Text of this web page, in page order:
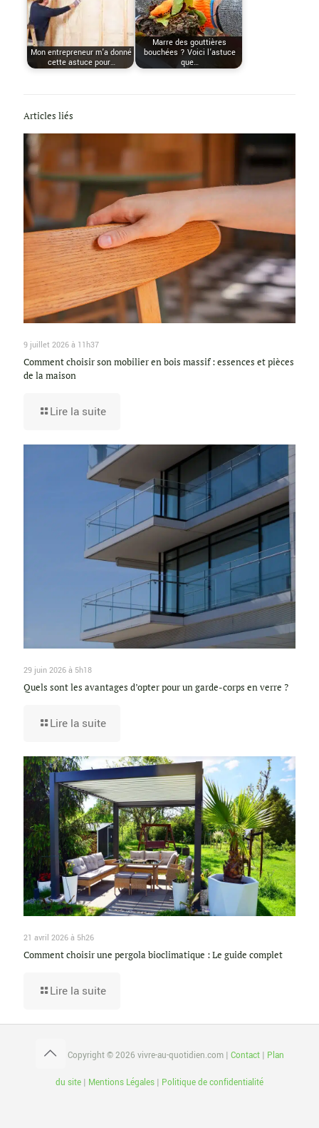
Mon entrepreneur m’a donné
cette astuce pour…
Marre des gouttières
bouchées ? Voici l’astuce
que…
Articles liés
9 juillet 2026 à 11h37
Comment choisir son mobilier en bois massif : essences et pièces
de la maison
Lire la suite
29 juin 2026 à 5h18
Quels sont les avantages d’opter pour un garde-corps en verre ?
Lire la suite
21 avril 2026 à 5h26
Comment choisir une pergola bioclimatique : Le guide complet
Lire la suite
Copyright © 2026 vivre-au-quotidien.com | Contact| Plan
du site | Mentions Légales | Politique de confidentialité